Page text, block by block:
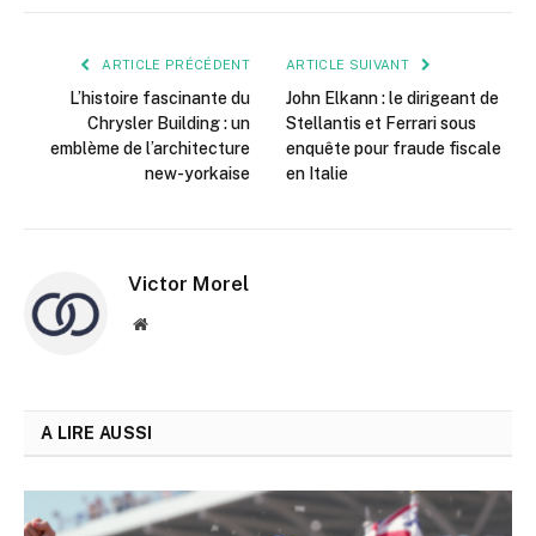
ARTICLE PRÉCÉDENT
L’histoire fascinante du
Chrysler Building : un
emblème de l’architecture
new-yorkaise
ARTICLE SUIVANT
John Elkann : le dirigeant de
Stellantis et Ferrari sous
enquête pour fraude fiscale
en Italie
Victor Morel
Site
A LIRE AUSSI